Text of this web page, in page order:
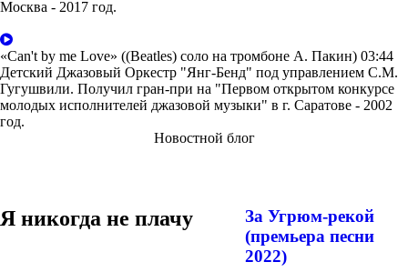
Москва - 2017 год.
«Can't by me Love» ((Beatles) соло на тромбоне А. Пакин) 03:44
Детский Джазовый Оркестр "Янг-Бенд" под управлением С.М.
Гугушвили. Получил гран-при на "Первом открытом конкурсе
молодых исполнителей джазовой музыки" в г. Саратове - 2002
год.
Новостной блог
Я никогда не плачу
За Угрюм-рекой
(премьера песни
2022)